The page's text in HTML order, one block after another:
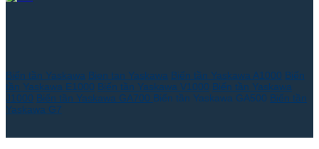
Biến tần Yaskawa Bien tan Yaskawa Biến tần Yaskawa A1000 Biến
tần Yaskawa E1000 Biến tần Yaskawa V1000 Biến tần Yaskawa
J1000 Biến tần Yaskawa GA700 Biến tần Yaskawa GA500 Biến tần
Yaskawa G7